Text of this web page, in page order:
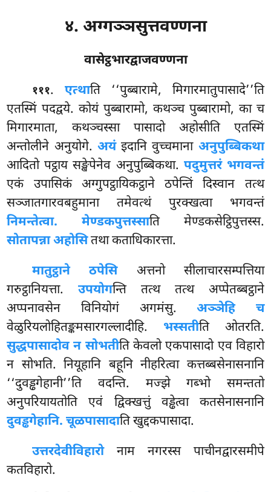
४. अग्गञ्ञसुत्तवण्णना
वासेट्ठभारद्वाजवण्णना
१११. एत्थाति ‘‘पुब्बारामे, मिगारमातुपासादे’’ति
एतस्मिं पदद्वये. कोयं पुब्बारामो, कथञ्च पुब्बारामो, का च
मिगारमाता, कथञ्चस्सा पासादो अहोसीति एतस्मिं
अन्तोलीने अनुयोगे. अयंइदानि वुच्चमाना अनुपुब्बिकथा
आदितो पट्ठाय सङ्खेपेनेव अनुपुब्बिकथा. पदुमुत्तरं भगवन्तं
एकं उपासिकं अग्गुपट्ठायिकट्ठाने ठपेन्तिं दिस्वान तत्थ
सञ्जातगारवबहुमाना तमेवत्थं पुरक्खत्वा भगवन्तं
निमन्तेत्वा. मेण्डकपुत्तस्साति मेण्डकसेट्ठिपुत्तस्स.
सोतापन्ना अहोसितथा कताधिकारत्ता.
मातुट्ठाने ठपेसिअत्तनो सीलाचारसम्पत्तिया
गरुट्ठानियत्ता.उपयोगन्ति तत्थ तत्थ अप्पेतब्बट्ठाने
अप्पनावसेन विनियोगं अगमंसु.अञ्ञेहि च
वेळुरियलोहितङ्कमसारगल्लादीहि. भस्सतीति ओतरति.
सुद्धपासादोव न सोभतीति केवलो एकपासादो एव विहारो
न सोभति. नियूहानि बहूनि नीहरित्वा कत्तब्बसेनासनानि
‘‘दुवड्ढगेहानी’’ति वदन्ति. मज्झे गब्भो समन्ततो
अनुपरियायतोति एवं द्विक्खत्तुं वड्ढेत्वा कतसेनासनानि
दुवड्ढगेहानि. चूळपासादाति खुद्दकपासादा.
उत्तरदेवीविहारोनाम नगरस्स पाचीनद्वारसमीपे
कतविहारो.